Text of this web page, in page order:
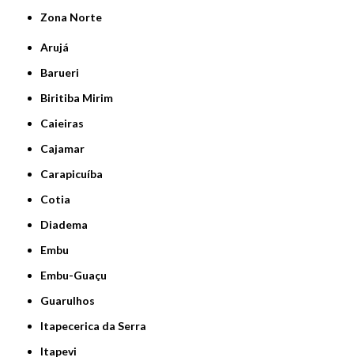
Zona Norte
Arujá
Barueri
Biritiba Mirim
Caieiras
Cajamar
Carapicuíba
Cotia
Diadema
Embu
Embu-Guaçu
Guarulhos
Itapecerica da Serra
Itapevi